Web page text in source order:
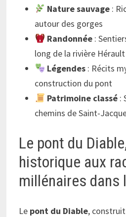
Nature sauvage:
autour des gorges
Randonnée:
long de la rivière Hérault
Légendes: Récits
construction du pont
Patrimoine classé:
chemins de Saint-
Le pont du
historique aux
millénaires dans
Le pont du Diable,